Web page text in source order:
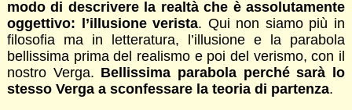
modo di descrivere la realtà che è assolutamente
oggettivo: l’illusione verista. Qui non siamo più in
filosofia ma in letteratura, l’illusione e la parabola
bellissima prima del realismo e poi del verismo, con il
nostro Verga. Bellissima parabola perché sarà lo
stesso Verga a sconfessare la teoria di partenza.